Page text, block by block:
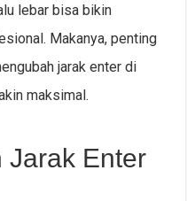
lebar bisa bikin
Makanya, penting
jarak enter di
maksimal.
Jarak Enter